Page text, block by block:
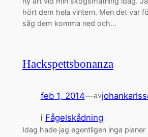
hört dem hela vintern. Men det var
såg dem komma ned och…
Hackspettsbonanza
feb 1, 2014—av
i Fågelskådning
Idag hade jag egentligen inga